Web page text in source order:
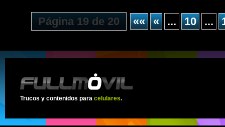
Página 19 de 20 «« « ... 10 ...
Trucos y contenidos para celulares.